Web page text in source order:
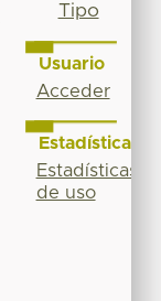
Tipo
Usuario
Acceder
Estadísticas
Estadísticas
de uso